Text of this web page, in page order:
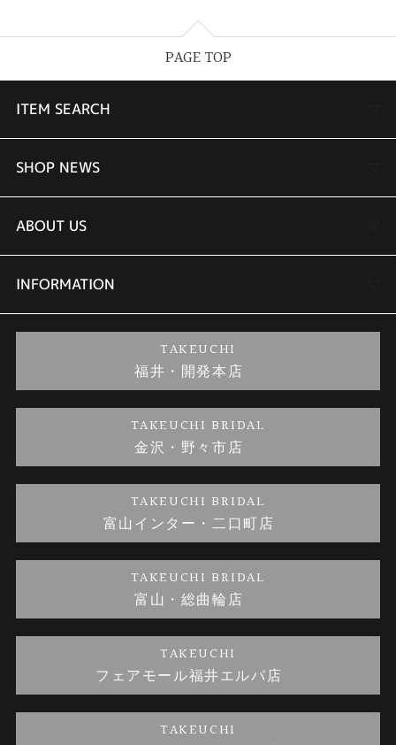
PAGE TOP
ITEM SEARCH
婚約指輪
結婚指輪
セットリング
婚約ネックレス
金・プラチナのお取引
SHOP NEWS
TAKEUCHI BRIDAL金沢本店情報
商品一覧
ブランドリスト
金澤指輪工房｜手作りペアリング
金澤指輪工房｜手作り結婚指輪 and 婚約指輪
金澤指輪工房｜手作り婚約指輪プロポーズプラン
ABOUT US
会社概要
お客様の声
INFORMATION
プライバシーポリシー
TAKEUCHI
福井・開発本店
TAKEUCHI BRIDAL
金沢・野々市店
TAKEUCHI BRIDAL
富山インター・二口町店
TAKEUCHI BRIDAL
富山・総曲輪店
TAKEUCHI
フェアモール福井エルパ店
TAKEUCHI